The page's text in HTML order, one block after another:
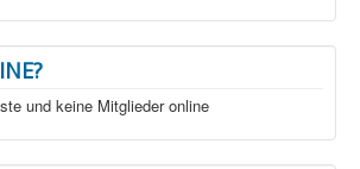
und keine Mitglieder online